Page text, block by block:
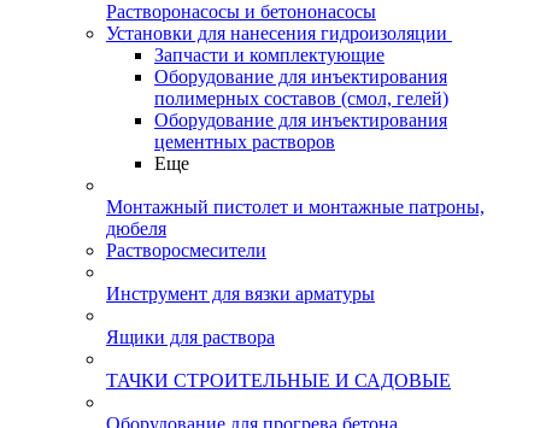
Растворонасосы и бетононасосы
Установки для нанесения гидроизоляции
Запчасти и комплектующие
Оборудование для инъектирования
полимерных составов (смол, гелей)
Оборудование для инъектирования
цементных растворов
Еще
Монтажный пистолет и монтажные патроны,
дюбеля
Растворосмесители
Инструмент для вязки арматуры
Ящики для раствора
ТАЧКИ СТРОИТЕЛЬНЫЕ И САДОВЫЕ
Оборудование для прогрева бетона